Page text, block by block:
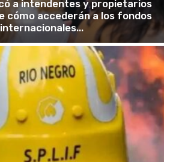
a intendentes y propietarios
cómo accederán a los fondos
internacionales...